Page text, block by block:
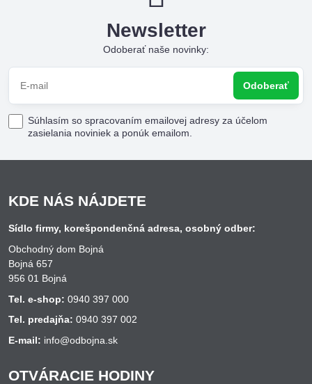
Newsletter
Odoberať naše novinky:
Odoberať
Súhlasím so spracovaním emailovej adresy za účelom
zasielania noviniek a ponúk emailom.
KDE NÁS NÁJDETE
Sídlo firmy, korešpondenčná adresa, osobný odber:
Obchodný dom Bojná
Bojná 657
956 01 Bojná
Tel. e-shop: 0940 397 000
Tel. predajňa: 0940 397 002
E-mail: info@odbojna.sk
OTVÁRACIE HODINY